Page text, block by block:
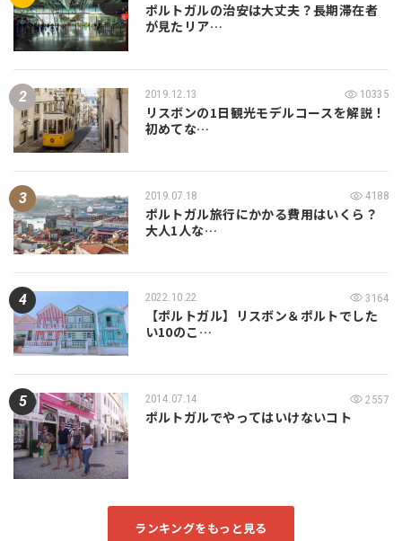
ポルトガルの治安は大丈夫？長期滞在者
が見たリア…
2019.12.13 10335
リスボンの1日観光モデルコースを解説！
初めてな…
2019.07.18 4188
ポルトガル旅行にかかる費用はいくら？
大人1人な…
2022.10.22 3164
【ポルトガル】リスボン＆ポルトでした
い10のこ…
2014.07.14 2557
ポルトガルでやってはいけないコト
ランキングをもっと見る